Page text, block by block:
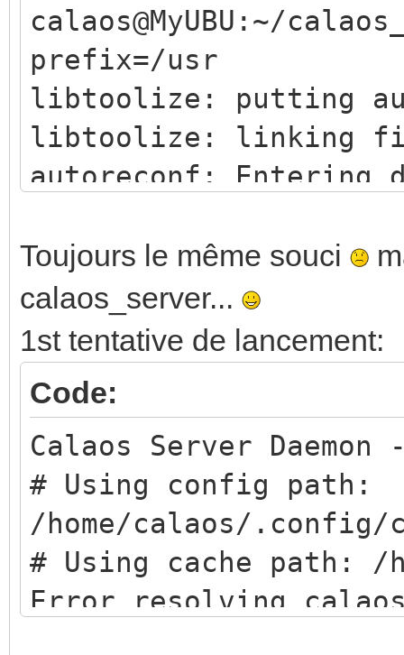
calaos@MyUBU:~/
prefix=/usr
libtoolize: putting
libtoolize: linking
autoreconf:
autoreconf: running:
autoreconf:
autoreconf:
--force
libtoolize: putting
libtoolize: copying
libtoolize: copying
libtoolize: copying
libtoolize: copying
libtoolize: putting
Toujours le même souci
calaos_server...
1st tentative de lancement:
Code:
Calaos Server
# Using config path:
/home/calaos/.config/
# Using cache path: /
Error resolving